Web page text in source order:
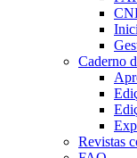
Caderno
Revistas